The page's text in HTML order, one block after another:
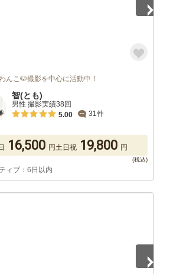
んこ🐶撮影を中心に活動中！
智(とも)
男性 撮影実績38回
5.00
31件
16,500 円土日祝 19,800 円
ィブ：6日以内